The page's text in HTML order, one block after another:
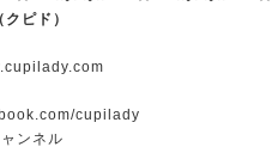
ピド）
cupilady
ンネル